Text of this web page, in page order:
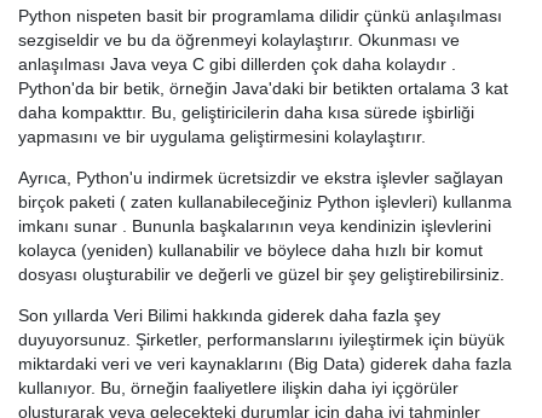
Python nispeten basit bir programlama dilidir çünkü anlaşılması
sezgiseldir ve bu da öğrenmeyi kolaylaştırır. Okunması ve
anlaşılması Java veya C gibi dillerden çok daha kolaydır .
Python'da bir betik, örneğin Java'daki bir betikten ortalama 3 kat
daha kompakttır. Bu, geliştiricilerin daha kısa sürede işbirliği
yapmasını ve bir uygulama geliştirmesini kolaylaştırır.
Ayrıca, Python'u indirmek ücretsizdir ve ekstra işlevler sağlayan
birçok paketi ( zaten kullanabileceğiniz Python işlevleri) kullanma
imkanı sunar . Bununla başkalarının veya kendinizin işlevlerini
kolayca (yeniden) kullanabilir ve böylece daha hızlı bir komut
dosyası oluşturabilir ve değerli ve güzel bir şey geliştirebilirsiniz.
Son yıllarda Veri Bilimi hakkında giderek daha fazla şey
duyuyorsunuz. Şirketler, performanslarını iyileştirmek için büyük
miktardaki veri ve veri kaynaklarını (Big Data) giderek daha fazla
kullanıyor. Bu, örneğin faaliyetlere ilişkin daha iyi içgörüler
oluşturarak veya gelecekteki durumlar için daha iyi tahminler